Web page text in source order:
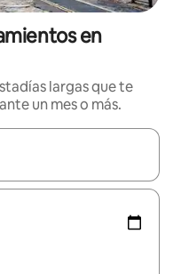
en
largas que te
un mes o más.
navega con las